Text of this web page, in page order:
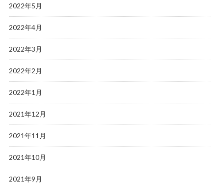
2022年5月
2022年4月
2022年3月
2022年2月
2022年1月
2021年12月
2021年11月
2021年10月
2021年9月